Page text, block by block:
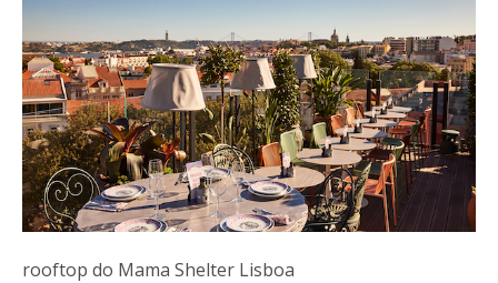
rooftop do Mama Shelter Lisboa